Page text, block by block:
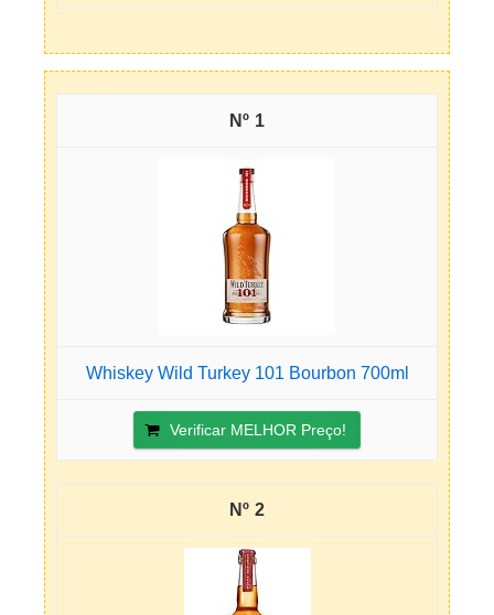
1
Whiskey Wild Turkey 101 Bourbon 700ml
Verificar MELHOR Preço!
2